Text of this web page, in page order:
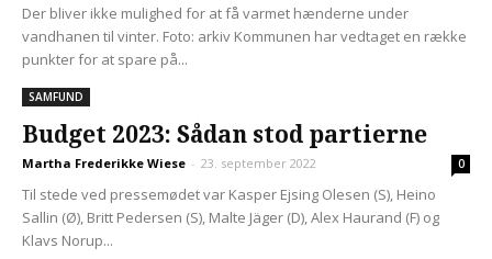
Der bliver ikke mulighed for at få varmet hænderne under
vandhanen til vinter. Foto: arkiv Kommunen har vedtaget en række
punkter for at spare på...
SAMFUND
Budget 2023: Sådan stod partierne
Martha Frederikke Wiese - 23. september 2022 0
Til stede ved pressemødet var Kasper Ejsing Olesen (S), Heino
Sallin (Ø), Britt Pedersen (S), Malte Jäger (D), Alex Haurand (F) og
Klavs Norup...